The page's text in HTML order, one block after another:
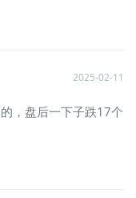
2025-02-11
，盘后一下子跌17个